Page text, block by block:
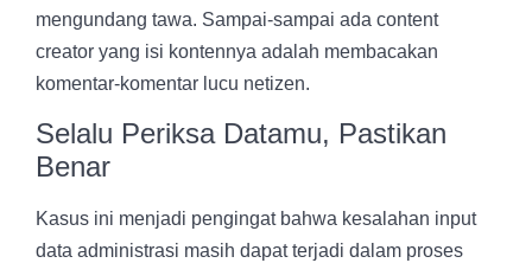
mengundang tawa. Sampai-sampai ada content
creator yang isi kontennya adalah membacakan
komentar-komentar lucu netizen.
Selalu Periksa Datamu, Pastikan
Benar
Kasus ini menjadi pengingat bahwa kesalahan input
data administrasi masih dapat terjadi dalam proses